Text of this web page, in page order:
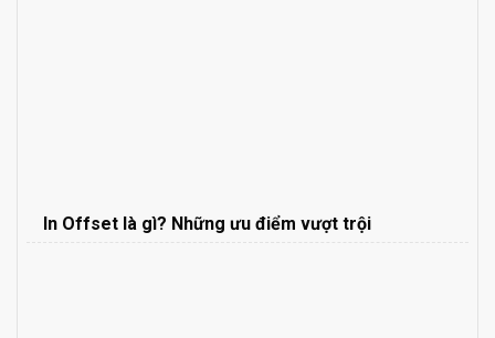
In Offset là gì? Những ưu điểm vượt trội